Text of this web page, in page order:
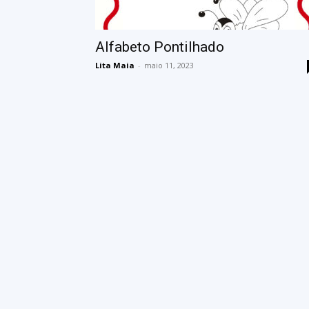
Alfabeto Pontilhado
Lita Maia - maio 11, 2023